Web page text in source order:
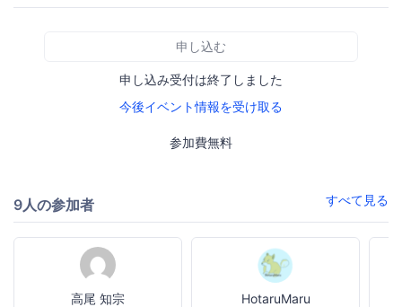
申し込む
申し込み受付は終了しました
今後イベント情報を受け取る
参加費無料
9人の参加者 すべて見る
高尾 知宗 HotaruMaru